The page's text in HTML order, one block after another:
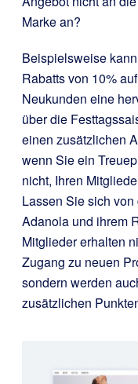
Marke an?
Beispielsweise
Rabatts von 10%
Neukunden eine
über die
einen zusätzlichen
wenn Sie ein
nicht, Ihren
Lassen Sie sich
Adanola und ihrem
Mitglieder erhalten
Zugang zu neuen
sondern werden
zusätzlichen